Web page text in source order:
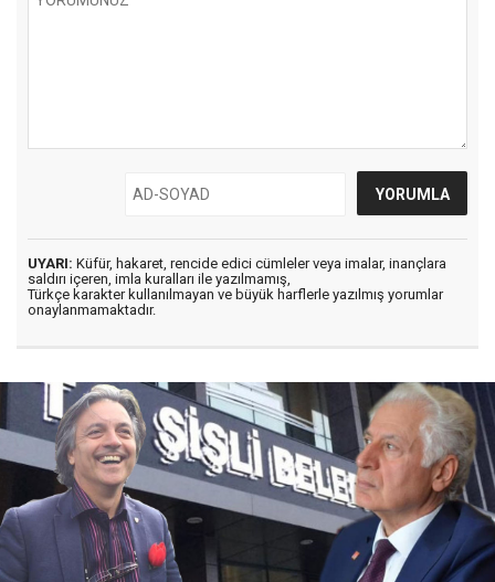
UYARI: Küfür, hakaret, rencide edici cümleler veya imalar, inançlara
saldırı içeren, imla kuralları ile yazılmamış,
Türkçe karakter kullanılmayan ve büyük harflerle yazılmış yorumlar
onaylanmamaktadır.